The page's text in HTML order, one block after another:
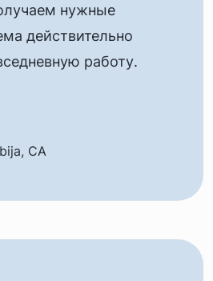
нужные
действительно
работу.
CA